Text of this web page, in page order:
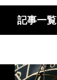
記事一覧